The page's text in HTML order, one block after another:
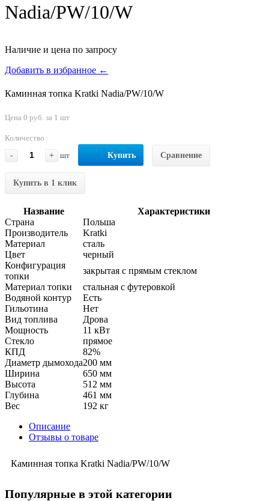
Nadia/PW/10/W
Наличие и цена по запросу
Добавить в избранное ←
Каминная топка Kratki Nadia/PW/10/W
Цена 0 руб. за 1 шт
Количество
-
+ шт Купить Сравнение
Купить в 1 клик
Название
Характеристики
Страна
Польша
Производитель
Kratki
Материал
сталь
Цвет
черный
Конфигурация
топки
закрытая с прямым стеклом
Материал топки
стальная с футеровкой
Водяной контур
Есть
Гильотина
Нет
Вид топлива
Дрова
Мощность
11 кВт
Стекло
прямое
КПД
82%
Диаметр дымохода200 мм
Ширина
650 мм
Высота
512 мм
Глубина
461 мм
Вес
192 кг
Описание
Отзывы о товаре
Каминная топка Kratki Nadia/PW/10/W
Популярные в этой категории